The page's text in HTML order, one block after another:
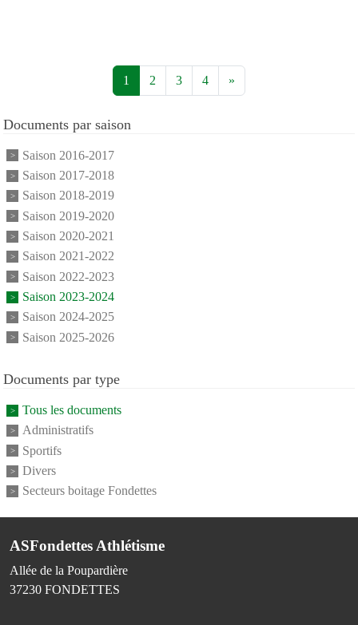
1 2 3 4 »
Documents par saison
Saison 2016-2017
Saison 2017-2018
Saison 2018-2019
Saison 2019-2020
Saison 2020-2021
Saison 2021-2022
Saison 2022-2023
Saison 2023-2024
Saison 2024-2025
Saison 2025-2026
Documents par type
Tous les documents
Administratifs
Sportifs
Divers
Secteurs boitage Fondettes
ASFondettes Athlétisme
Allée de la Poupardière
37230 FONDETTES